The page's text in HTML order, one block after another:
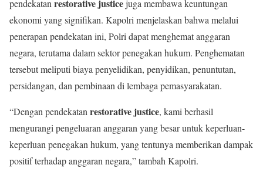
pendekatan restorative justicejuga membawa keuntungan
ekonomi yang signifikan. Kapolri menjelaskan bahwa melalui
penerapan pendekatan ini, Polri dapat menghemat anggaran
negara, terutama dalam sektor penegakan hukum. Penghematan
tersebut meliputi biaya penyelidikan, penyidikan, penuntutan,
persidangan, dan pembinaan di lembaga pemasyarakatan.
“Dengan pendekatan restorative justice, kami berhasil
mengurangi pengeluaran anggaran yang besar untuk keperluan-
keperluan penegakan hukum, yang tentunya memberikan dampak
positif terhadap anggaran negara,” tambah Kapolri.